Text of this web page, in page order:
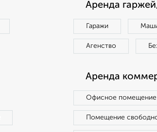
Аренда
Гаражи
Агенство
Аренда
Офисное помещение
Помещение